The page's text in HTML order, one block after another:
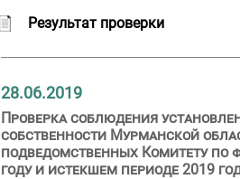
Результат проверки
28.06.2019
Проверка соблюдения
собственности Мурманской
подведомственных Комитету по
году и истекшем периоде 2019